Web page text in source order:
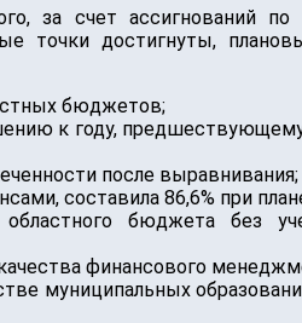
за счет ассигнований по
точки достигнуты,
бюджетов;
к году,
после выравнивания;
составила 86,6% при
бюджета без
финансового
муниципальных